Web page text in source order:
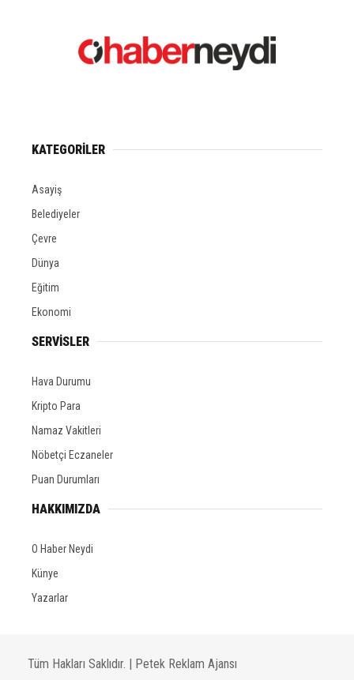
KATEGORİLER
Asayiş
Belediyeler
Çevre
Dünya
Eğitim
Ekonomi
SERVİSLER
Hava Durumu
Kripto Para
Namaz Vakitleri
Nöbetçi Eczaneler
Puan Durumları
HAKKIMIZDA
O Haber Neydi
Künye
Yazarlar
Tüm Hakları Saklıdır. | Petek Reklam Ajansı